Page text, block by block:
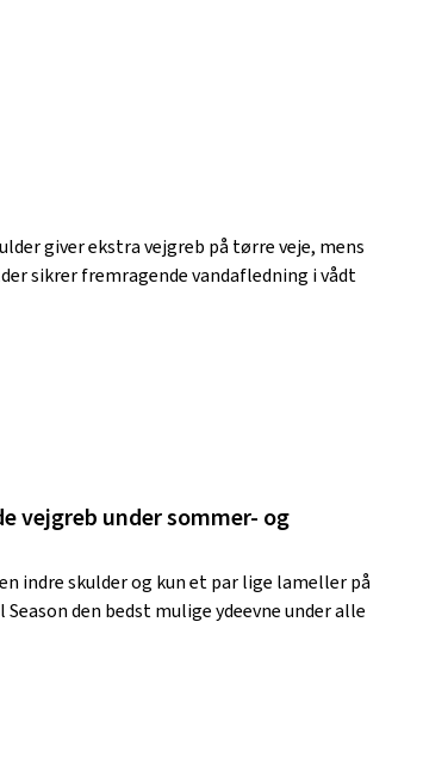
giver ekstra vejgreb på tørre veje, mens
sikrer fremragende vandafledning i vådt
vejgreb under sommer- og
indre skulder og kun et par lige lameller på
den bedst mulige ydeevne under alle